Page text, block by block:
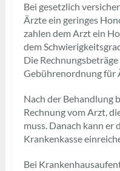
Bei gesetzlich
Ärzte ein geringes
zahlen dem Arzt ein
dem
Die
Gebührenordnung für
Nach der Behandlung
Rechnung vom Arzt,
muss. Danach kann er
Krankenkasse
Bei